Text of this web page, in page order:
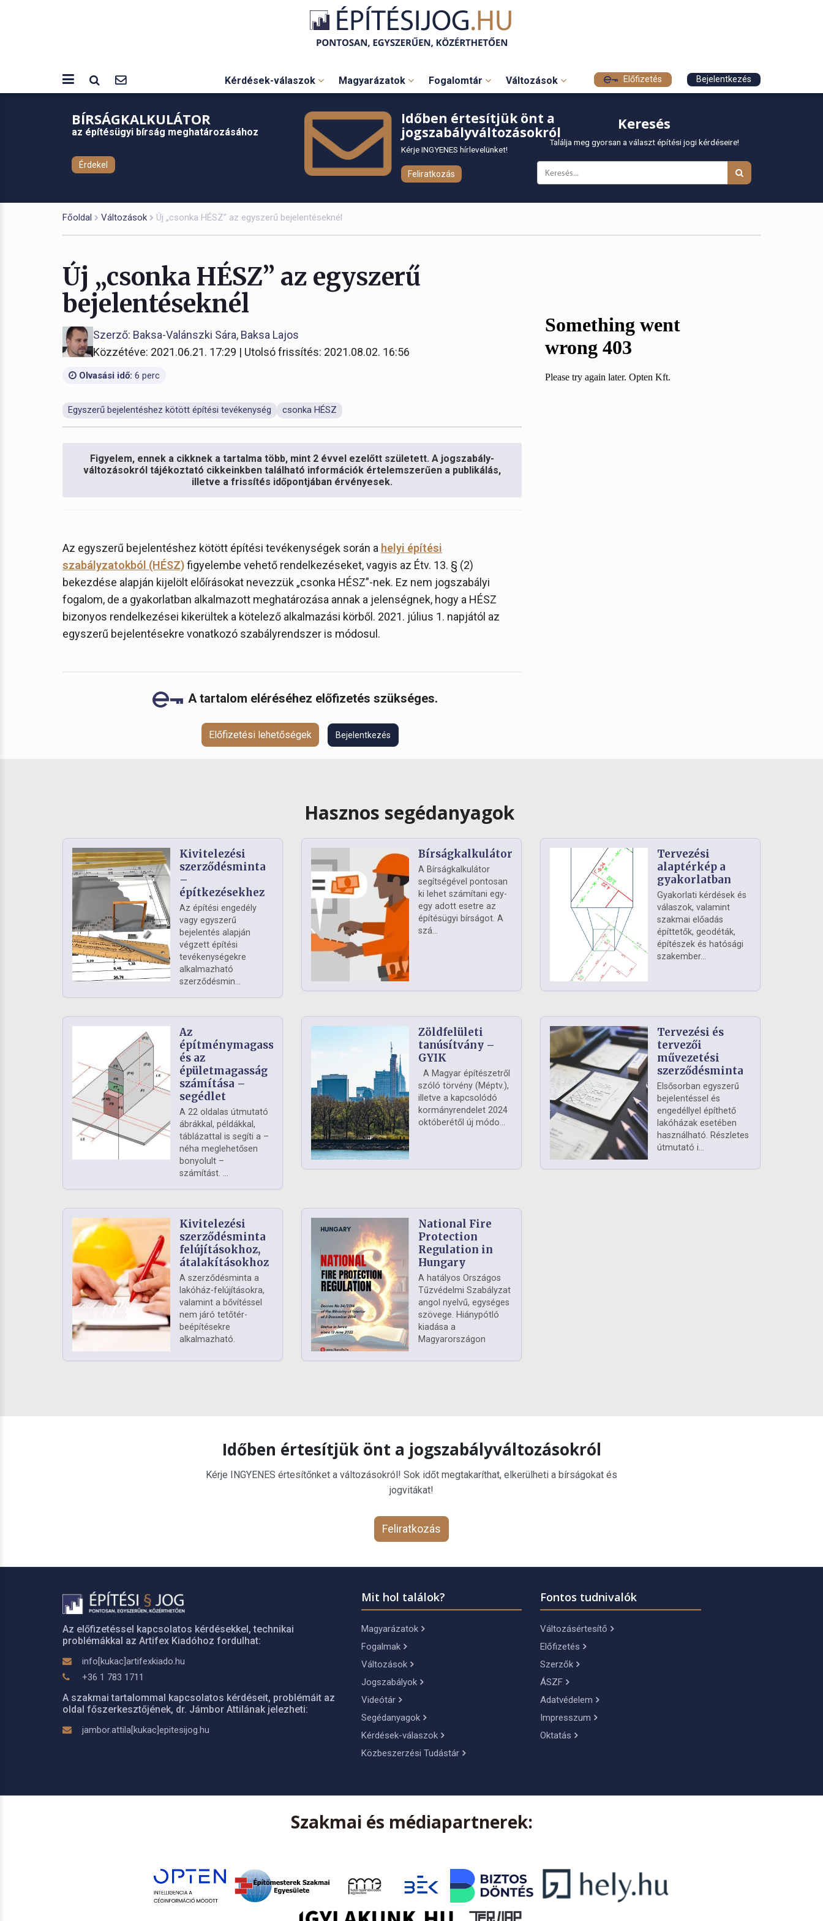
Kérdések-válaszok Magyarázatok Fogalomtár Változások Előfizetés Bejelentkezés
BÍRSÁGKALKULÁTOR
az építésügyi bírság meghatározásához
Érdekel
Időben értesítjük önt a
jogszabályváltozásokról
Kérje INGYENES hírlevelünket!
Feliratkozás
Keresés
Találja meg gyorsan a választ építési jogi kérdéseire!
Főoldal Változások Új „csonka HÉSZ” az egyszerű bejelentéseknél
Új „csonka HÉSZ” az egyszerű
bejelentéseknél
Szerző: Baksa-Valánszki Sára, Baksa Lajos
Közzétéve: 2021.06.21. 17:29 | Utolsó frissítés: 2021.08.02. 16:56
Olvasási idő: 6 perc
Egyszerű bejelentéshez kötött építési tevékenység csonka HÉSZ
Figyelem, ennek a cikknek a tartalma több, mint 2 évvel ezelőtt született. A jogszabály-
változásokról tájékoztató cikkeinkben található információk értelemszerűen a publikálás,
illetve a frissítés időpontjában érvényesek.
Az egyszerű bejelentéshez kötött építési tevékenységek során a helyi építési
szabályzatokból (HÉSZ)figyelembe vehető rendelkezéseket, vagyis az Étv. 13. § (2)
bekezdése alapján kijelölt előírásokat nevezzük „csonka HÉSZ”-nek. Ez nem jogszabályi
fogalom, de a gyakorlatban alkalmazott meghatározása annak a jelenségnek, hogy a HÉSZ
bizonyos rendelkezései kikerültek a kötelező alkalmazási körből. 2021. július 1. napjától az
egyszerű bejelentésekre vonatkozó szabályrendszer is módosul.
A tartalom eléréséhez előfizetés szükséges.
Előfizetési lehetőségek Bejelentkezés
Hasznos segédanyagok
Kivitelezési
szerződésminta
–
építkezésekhez
Az építési engedély
vagy egyszerű
bejelentés alapján
végzett építési
tevékenységekre
alkalmazható
szerződésmin...
Bírságkalkulátor
A Bírságkalkulátor
segítségével pontosan
ki lehet számítani egy-
egy adott esetre az
építésügyi bírságot. A
szá...
Tervezési
alaptérkép a
gyakorlatban
Gyakorlati kérdések és
válaszok, valamint
szakmai előadás
építtetők, geodéták,
építészek és hatósági
szakember...
Az
építménymagasság
és az
épületmagasság
számítása –
segédlet
A 22 oldalas útmutató
ábrákkal, példákkal,
táblázattal is segíti a –
néha meglehetősen
bonyolult –
számítást. ...
Zöldfelületi
tanúsítvány –
GYIK
A Magyar építészetről
szóló törvény (Méptv.),
illetve a kapcsolódó
kormányrendelet 2024
októberétől új módo...
Tervezési és
tervezői
művezetési
szerződésminta
Elsősorban egyszerű
bejelentéssel és
engedéllyel építhető
lakóházak esetében
használható. Részletes
útmutató i...
Kivitelezési
szerződésminta
felújításokhoz,
átalakításokhoz
A szerződésminta a
lakóház-felújításokra,
valamint a bővítéssel
nem járó tetőtér-
beépítésekre
alkalmazható.
National Fire
Protection
Regulation in
Hungary
A hatályos Országos
Tűzvédelmi Szabályzat
angol nyelvű, egységes
szövege. Hiánypótló
kiadása a
Magyarországon
Időben értesítjük önt a jogszabályváltozásokról
Kérje INGYENES értesítőnket a változásokról! Sok időt megtakaríthat, elkerülheti a bírságokat és
jogvitákat!
Feliratkozás
Az előfizetéssel kapcsolatos kérdésekkel, technikai
problémákkal az Artifex Kiadóhoz fordulhat:
info[kukac]artifexkiado.hu
+36 1 783 1711
A szakmai tartalommal kapcsolatos kérdéseit, problémáit az
oldal főszerkesztőjének, dr. Jámbor Attilának jelezheti:
jambor.attila[kukac]epitesijog.hu
Mit hol találok?
Magyarázatok
Fogalmak
Változások
Jogszabályok
Videótár
Segédanyagok
Kérdések-válaszok
Közbeszerzési Tudástár
Fontos tudnivalók
Változásértesítő
Előfizetés
Szerzők
ÁSZF
Adatvédelem
Impresszum
Oktatás
Szakmai és médiapartnerek: